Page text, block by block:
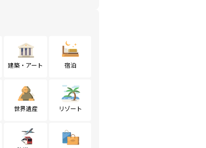
建築・アート 宿泊
世界遺産 リゾート